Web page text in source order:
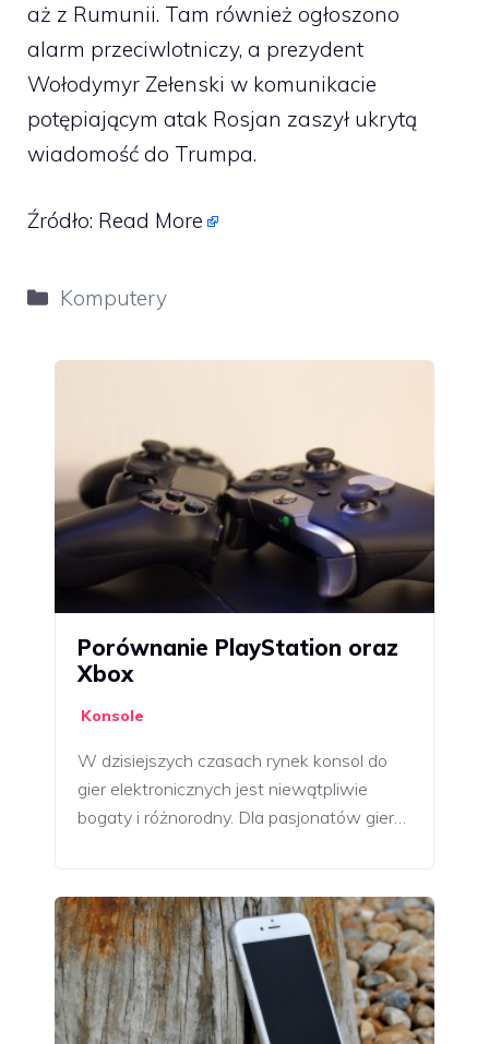
aż z Rumunii. Tam również ogłoszono
alarm przeciwlotniczy, a prezydent
Wołodymyr Zełenski w komunikacie
potępiającym atak Rosjan zaszył ukrytą
wiadomość do Trumpa.
Źródło: Read More
Kategorie
Komputery
Porównanie PlayStation oraz
Xbox
Konsole
W dzisiejszych czasach rynek konsol do
gier elektronicznych jest niewątpliwie
bogaty i różnorodny. Dla pasjonatów gier…